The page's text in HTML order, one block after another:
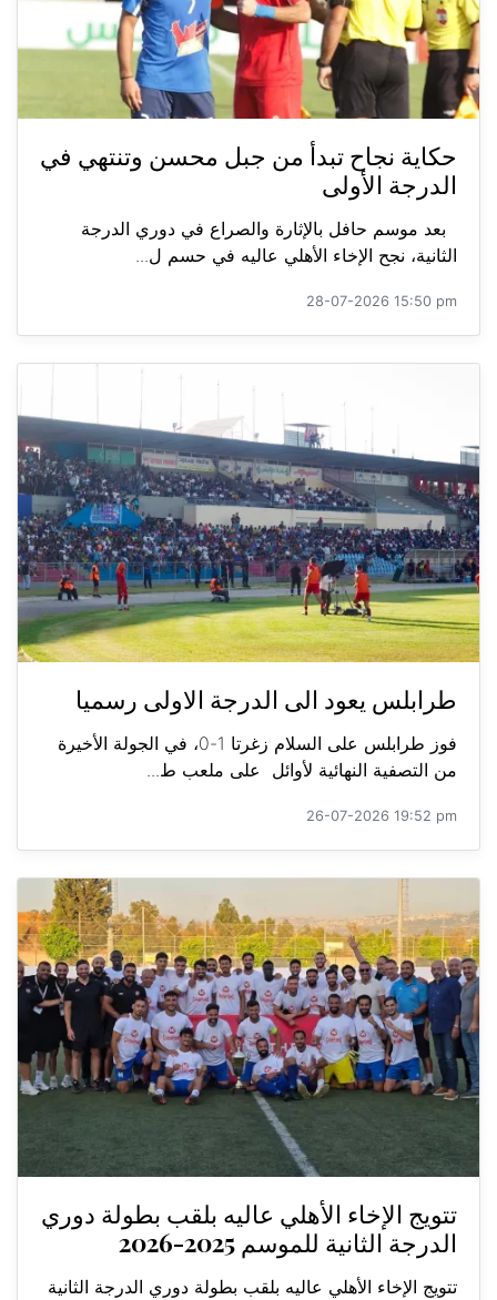
حكاية نجاح تبدأ من جبل محسن وتنتهي في
الدرجة الأولى
بعد موسم حافل بالإثارة والصراع في دوري الدرجة
الثانية، نجح الإخاء الأهلي عاليه في حسم ل...
28-07-2026 15:50 pm
طرابلس يعود الى الدرجة الاولى رسميا
فوز طرابلس على السلام زغرتا 1-0، في الجولة الأخيرة
من التصفية النهائية لأوائل على ملعب ط...
26-07-2026 19:52 pm
تتويج الإخاء الأهلي عاليه بلقب بطولة دوري
الدرجة الثانية للموسم 2025-2026
تتويج الإخاء الأهلي عاليه بلقب بطولة دوري الدرجة الثانية